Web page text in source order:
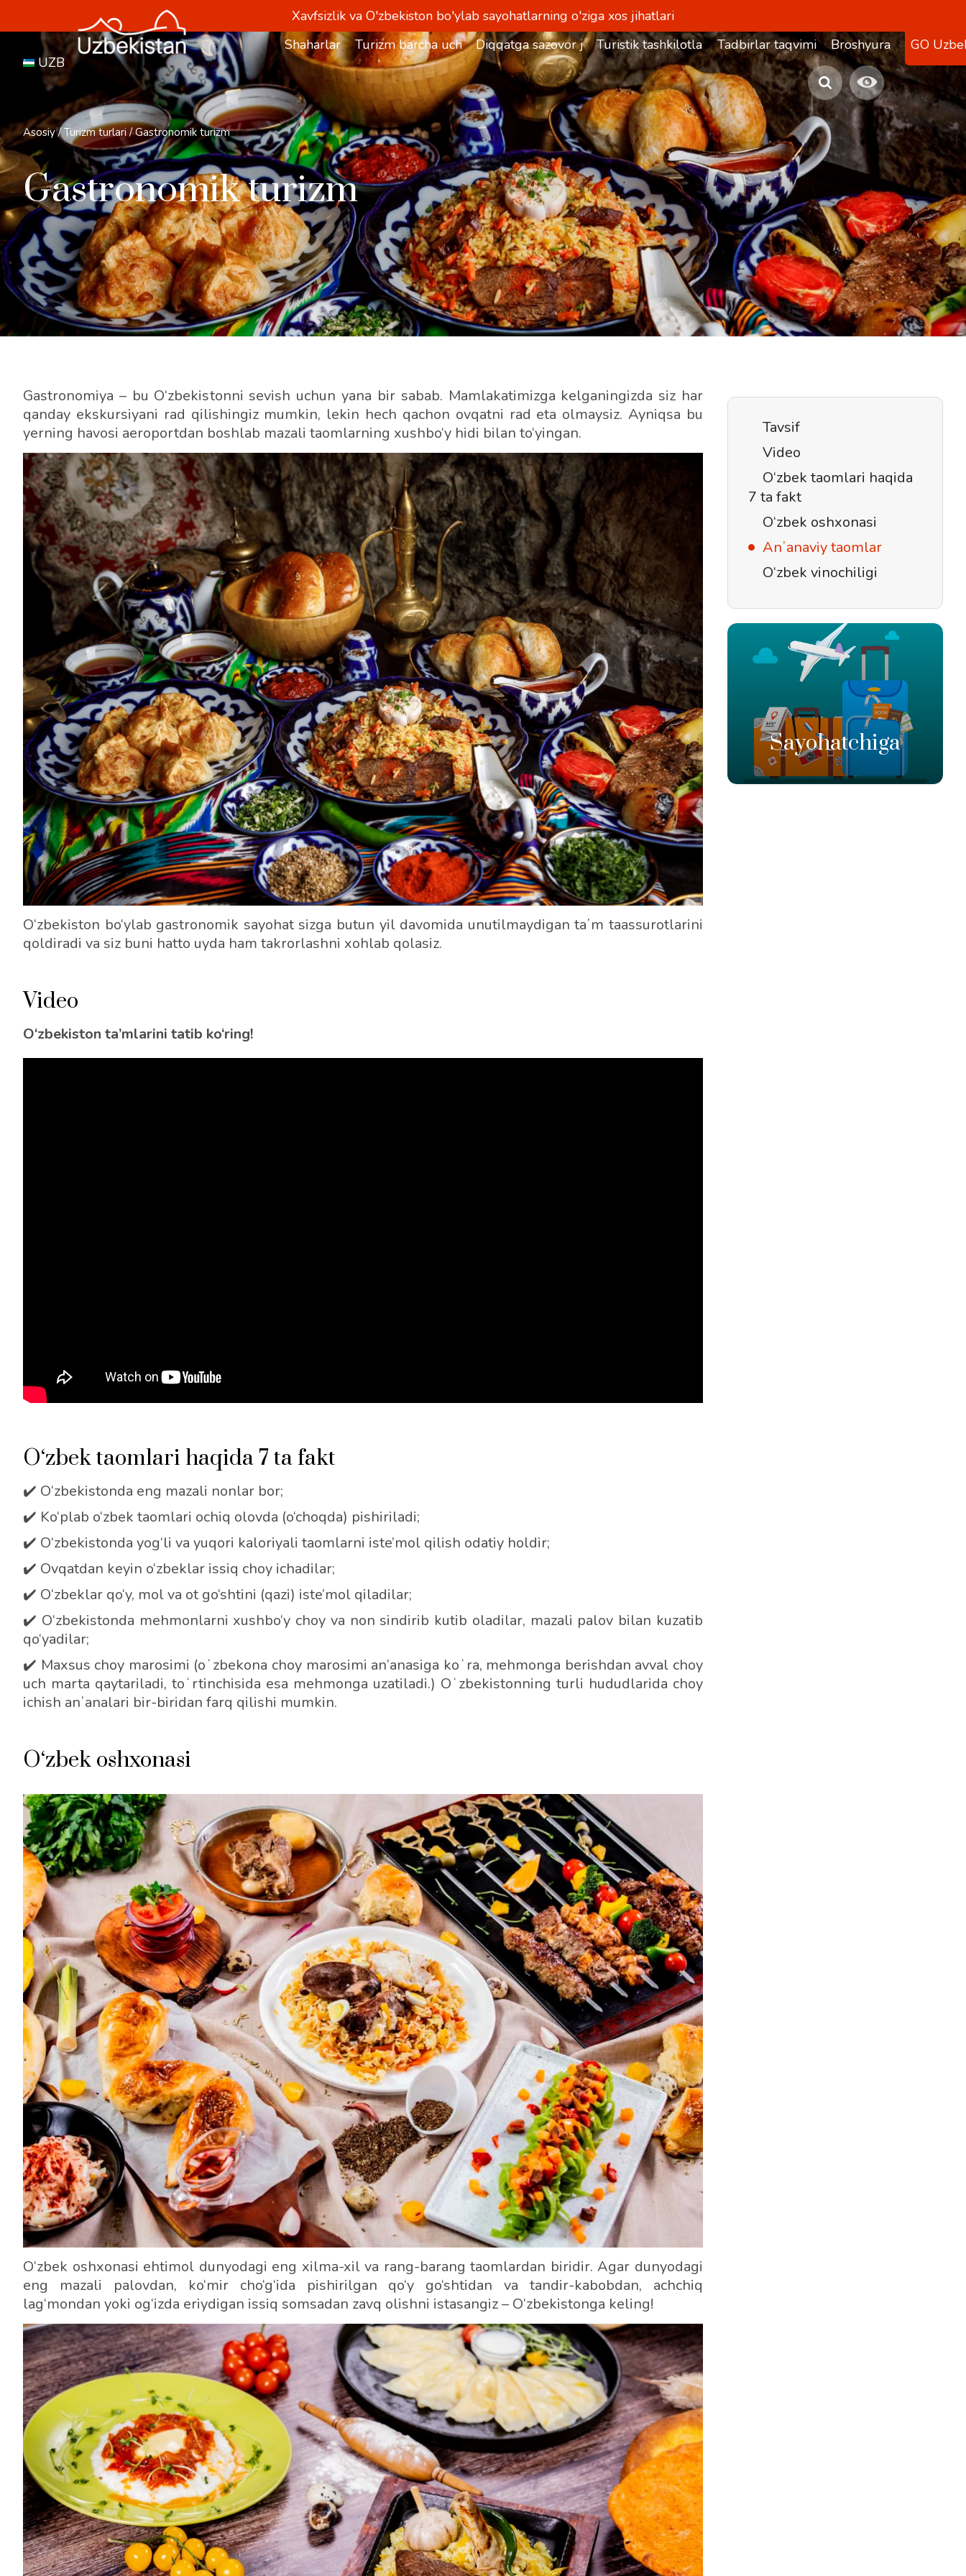
Xavfsizlik va O'zbekiston bo'ylab sayohatlarning o'ziga xos jihatlari
Shaharlar
Turizm barcha uchunDiqqatga sazovor joylarTuristik tashkilotlar uchunTadbirlar taqvimi Broshyura
GO
UZB
Asosiy / Turizm turlari / Gastronomik turizm
Gastronomik turizm
Gastronomiya – bu O‘zbekistonni sevish uchun yana bir sabab. Mamlakatimizga kelganingizda siz har
qanday ekskursiyani rad qilishingiz mumkin, lekin hech qachon ovqatni rad eta olmaysiz. Ayniqsa bu
yerning havosi aeroportdan boshlab mazali taomlarning xushbo‘y hidi bilan to‘yingan.
O‘zbekiston bo‘ylab gastronomik sayohat sizga butun yil davomida unutilmaydigan taʼm taassurotlarini
qoldiradi va siz buni hatto uyda ham takrorlashni xohlab qolasiz.
Video
O‘zbekiston ta’mlarini tatib ko‘ring!
O‘zbek taomlari haqida 7 ta fakt
✔️ O‘zbekistonda eng mazali nonlar bor;
✔️ Ko‘plab o‘zbek taomlari ochiq olovda (o‘choqda) pishiriladi;
✔️ O‘zbekistonda yog‘li va yuqori kaloriyali taomlarni iste’mol qilish odatiy holdir;
✔️ Ovqatdan keyin o‘zbeklar issiq choy ichadilar;
✔️ O‘zbeklar qo‘y, mol va ot go‘shtini (qazi) iste’mol qiladilar;
✔️ O‘zbekistonda mehmonlarni xushbo‘y choy va non sindirib kutib oladilar, mazali palov bilan kuzatib
qo‘yadilar;
✔️ Maxsus choy marosimi (oʻzbekona choy marosimi an’anasiga koʻra, mehmonga berishdan avval choy
uch marta qaytariladi, toʻrtinchisida esa mehmonga uzatiladi.) Oʻzbekistonning turli hududlarida choy
ichish anʼanalari bir-biridan farq qilishi mumkin.
O‘zbek oshxonasi
O‘zbek oshxonasi ehtimol dunyodagi eng xilma-xil va rang-barang taomlardan biridir. Agar dunyodagi
eng mazali palovdan, ko‘mir cho‘g‘ida pishirilgan qo‘y go‘shtidan va tandir-kabobdan, achchiq
lag‘mondan yoki og‘izda eriydigan issiq somsadan zavq olishni istasangiz – O‘zbekistonga keling!
Tavsif
Video
O‘zbek taomlari haqida
7 ta fakt
O‘zbek oshxonasi
Anʼanaviy taomlar
O‘zbek vinochiligi
Sayohatchiga